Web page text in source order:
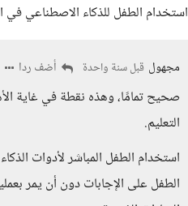
استخدام الطفل للذكاء الاصطناعي في
مجهول قبل سنة واحدة أضف ردا
صحيح تمامًا، وهذه نقطة في غاية
التعليم.
استخدام الطفل المباشر لأدوات
الطفل على الإجابات دون أن يمر